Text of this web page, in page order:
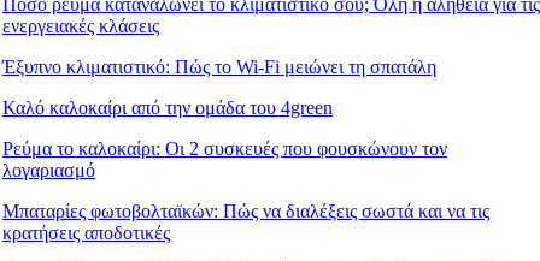
Πόσο ρεύμα καταναλώνει το κλιματιστικό σου; Όλη η αλήθεια για τις
ενεργειακές κλάσεις
Έξυπνο κλιματιστικό: Πώς το Wi-Fi μειώνει τη σπατάλη
Καλό καλοκαίρι από την ομάδα του 4green
Ρεύμα το καλοκαίρι: Οι 2 συσκευές που φουσκώνουν τον
λογαριασμό
Μπαταρίες φωτοβολταϊκών: Πώς να διαλέξεις σωστά και να τις
κρατήσεις αποδοτικές